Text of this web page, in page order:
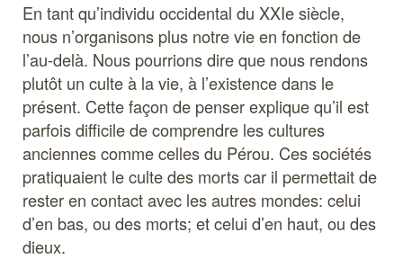
En tant qu’individu occidental du XXIe siècle,
nous n’organisons plus notre vie en fonction de
l’au-delà. Nous pourrions dire que nous rendons
plutôt un culte à la vie, à l’existence dans le
présent. Cette façon de penser explique qu’il est
parfois difficile de comprendre les cultures
anciennes comme celles du Pérou. Ces sociétés
pratiquaient le culte des morts car il permettait de
rester en contact avec les autres mondes: celui
d’en bas, ou des morts; et celui d’en haut, ou des
dieux.